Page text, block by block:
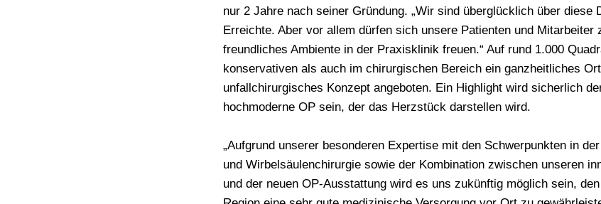
nur 2 Jahre nach seiner Gründung. „Wir sind überglücklich über diese
Erreichte. Aber vor allem dürfen sich unsere Patienten und Mitarbeiter
freundliches Ambiente in der Praxisklinik freuen.“ Auf rund 1.000
konservativen als auch im chirurgischen Bereich ein ganzheitliches
unfallchirurgisches Konzept angeboten. Ein Highlight wird sicherlich
hochmoderne OP sein, der das Herzstück darstellen wird.
„Aufgrund unserer besonderen Expertise mit den Schwerpunkten in
und Wirbelsäulenchirurgie sowie der Kombination zwischen unseren
und der neuen OP-Ausstattung wird es uns zukünftig möglich sein,